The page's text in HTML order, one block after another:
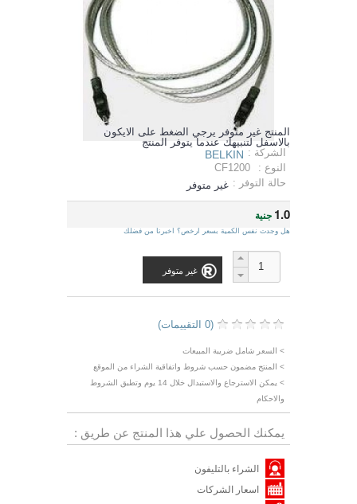
المنتج غير متوفر يرجي الضغط على الايكون
بالاسفل لتنبيهك عندما يتوفر المنتج
الشركة : BELKIN
النوع :
CF1200
حالة التوفر : غير متوفر
1.0 جنية
هل وجدت نفس الكمية بسعر ارخص؟ اخبرنا من فضلك
غير متوفر
(0 التقييمات)
> السعر شامل ضريبة المبيعات
> المنتج مضمون حسب شروط واتفاقية الشراء من الموقع
> يمكن الاسترجاع والاستبدال خلال 14 يوم وتطبق الشروط
والاحكام
يمكنك الحصول علي هذا المنتج عن طريق :
الشراء بالتليفون
اسعار الشركات